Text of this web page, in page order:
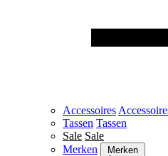
Accessoires
Tassen Tassen
Sale Sale
Merken
Merken